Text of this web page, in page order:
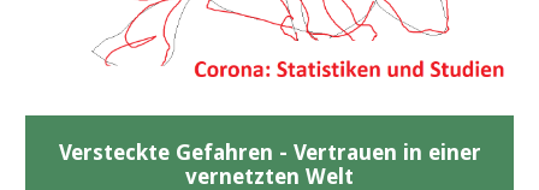
Versteckte Gefahren - Vertrauen in einer
vernetzten Welt